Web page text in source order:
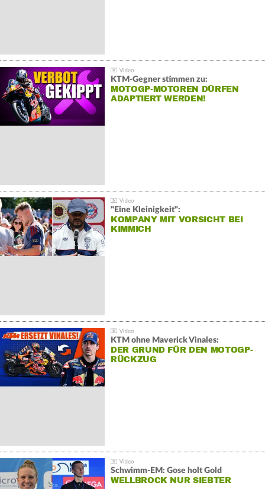
KTM-Gegner stimmen zu:
MOTOGP-MOTOREN DÜRFEN
ADAPTIERT WERDEN!
"Eine Kleinigkeit":
KOMPANY MIT VORSICHT BEI
KIMMICH
KTM ohne Maverick Vinales:
DER GRUND FÜR DEN MOTOGP-
RÜCKZUG
Schwimm-EM: Gose holt Gold
WELLBROCK NUR SIEBTER